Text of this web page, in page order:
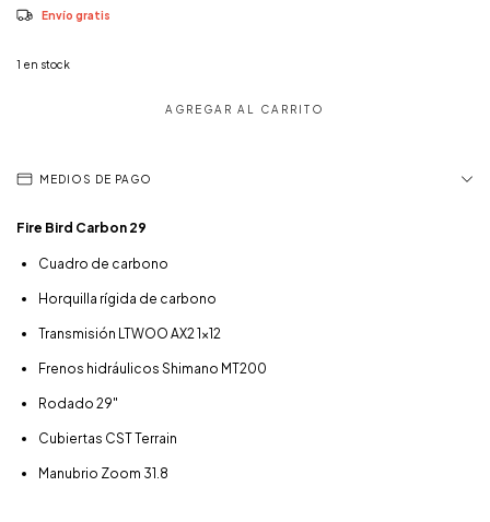
Envío gratis
1 en stock
MEDIOS DE PAGO
Fire Bird Carbon 29
Cuadro de carbono
Horquilla rígida de carbono
Transmisión LTWOO AX2 1x12
Frenos hidráulicos Shimano MT200
Rodado 29"
Cubiertas CST Terrain
Manubrio Zoom 31.8